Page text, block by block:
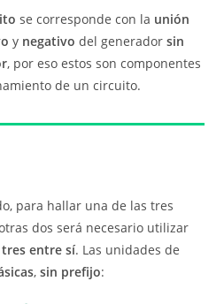
se corresponde con la unión
y negativo del generadorsin
, por eso estos son componentes
de un circuito.
para hallar una de las tres
dos será necesario utilizar
entre sí. Las unidades de
,sin prefijo: